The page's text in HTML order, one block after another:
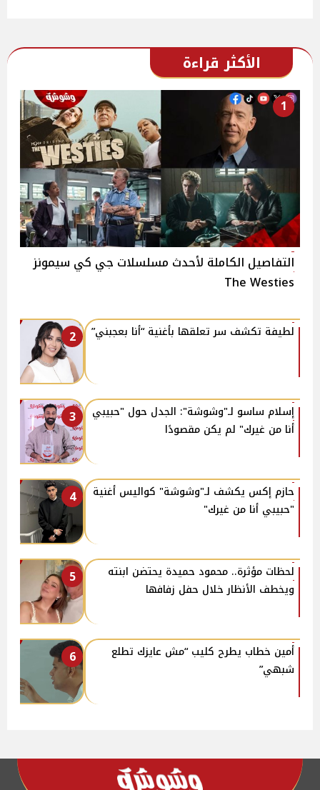
الأكثر قراءة
1
التفاصيل الكاملة لأحدث مسلسلات جي كي سيمونز
The Westies
2 لطيفة تكشف سر تعلقها بأغنية “أنا بعجبني”
3
إسلام ساسو لـ"وشوشة": الجدل حول "حبيبي
أنا من غيرك" لم يكن مقصودًا
4
حازم إكس يكشف لـ"وشوشة" كواليس أغنية
"حبيبي أنا من غيرك"
5
لحظات مؤثرة.. محمود حميدة يحتضن ابنته
ويخطف الأنظار خلال حفل زفافها
6
أمين خطاب يطرح كليب “مش عايزك تطلع
شبهي”